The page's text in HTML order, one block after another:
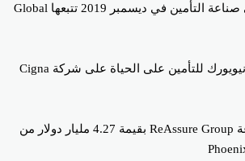
أهم خمس صفقات فى صناعة التأمين في ديسمبر 2019 تتبعها Global
صفقة استحواذ شركة نيويورك للتأمين على الحياة على شركة Cigna
الاستحواذ على مجموعة ReAssure Group بقيمة 4.27 مليار دولار من